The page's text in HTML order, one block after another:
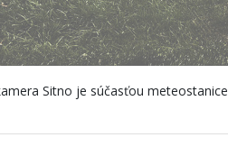
Sitno je súčasťou meteostanice